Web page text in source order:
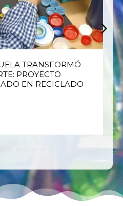
TRANSFORMÓ
PROYECTO
EN RECICLADO